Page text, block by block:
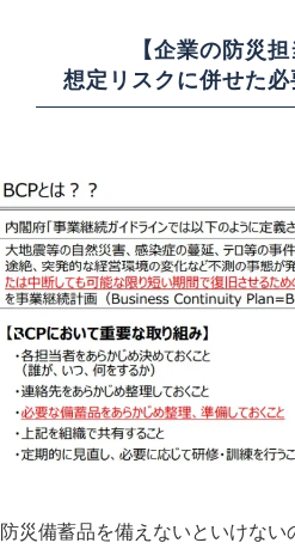
【企業の防災
想定リスクに併せた
防災備蓄品を備えないといけな